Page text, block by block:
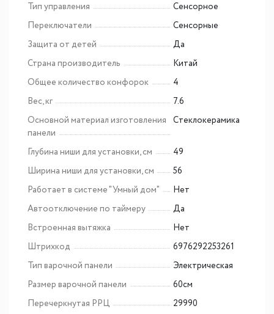
Тип управления
Сенсорное
Переключатели
Сенсорные
Защита от детей
Да
Страна производитель
Китай
Общее количество конфорок
4
Вес, кг
7.6
Основной материал изготовления
панели
Cтеклокерамика
Глубина ниши для установки, см
49
Ширина ниши для установки, см
56
Работает в системе "Умный дом"
Нет
Автоотключение по таймеру
Да
Встроенная вытяжка
Нет
Штрихкод
6976292253261
Тип варочной панели
Электрическая
Размер варочной панели
60см
Перечеркнутая РРЦ
29990